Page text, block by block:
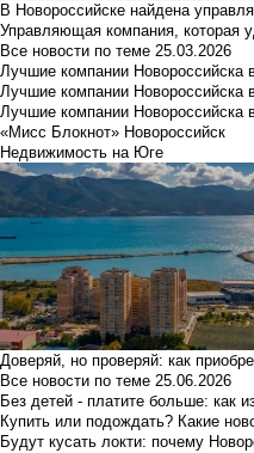
В Новороссийске найдена
Управляющая компания, которая
Все новости по теме 25.03.2026
Лучшие компании Новороссийска
Лучшие компании Новороссийска
Лучшие компании
«Мисс Блокнот» Новороссийск
Недвижимость на Юге
Доверяй, но проверяй: как
Все новости по теме 25.06.2026
Без детей - платите больше: как
Купить или подождать? Какие
Будут кусать локти: почему